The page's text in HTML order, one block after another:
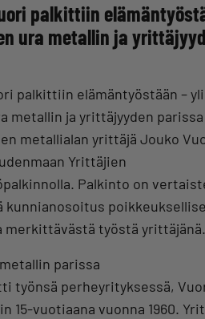
palkittiin
ura metallin ja
palkittiin elämäntyöstään –
metallin ja yrittäjyyden parissa
metallialan yrittäjä Jouko
Yrittäjien
Palkinto on
kunnianosoitus
merkittävästä työstä yrittäjänä.
parissa
työnsä perheyrityksessä,
15-vuotiaana vuonna 1960.